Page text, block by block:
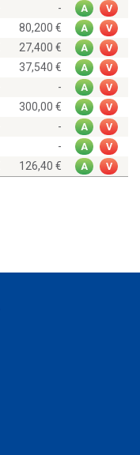
- A V
80,200 A V
27,400 A V
37,540 A V
- A V
300,00 A V
- A V
- A V
126,40 A V